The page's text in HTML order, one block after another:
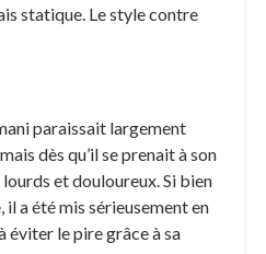
statique. Le style contre
paraissait largement
dès qu’il se prenait à son
et douloureux. Si bien
il a été mis sérieusement en
éviter le pire grâce à sa